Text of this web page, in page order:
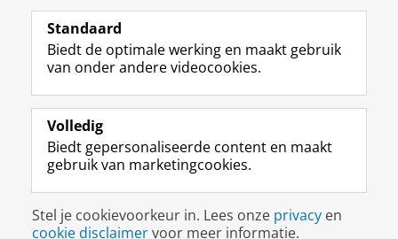
a
e
b
o
p
a
i
n
a
i
k
e
I
-
p
g
i
n
S
-
f
e
R
k
s
u
n
t
r
m
c
c
o
o
T
e
k
a
a
Studiekiezers
Alumni
Over ons
Disclaimer & Copyright
Inloggen
Standaard
Biedt de optimale werking en maakt gebruik
van onder andere videocookies.
Volledig
Biedt gepersonaliseerde content en maakt
gebruik van marketingcookies.
Stel je cookievoorkeur in. Lees onze privacy en
cookie disclaimervoor meer informatie.